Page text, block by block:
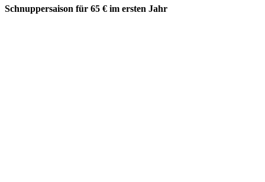
Schnuppersaison für 65 € im ersten Jahr